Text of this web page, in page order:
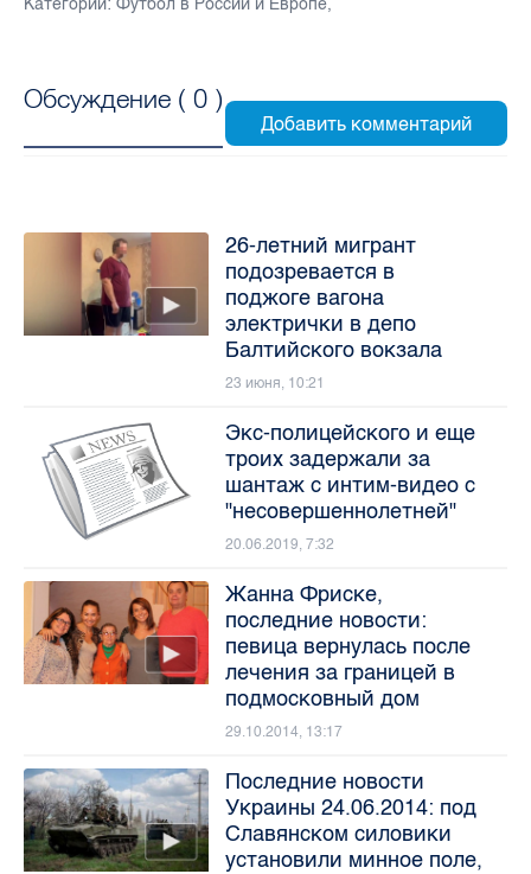
Обсуждение ( 0 )
26-летний мигрант
подозревается в
поджоге вагона
электрички в депо
Балтийского вокзала
23 июня, 10:21
Экс-полицейского и еще
троих задержали за
шантаж с интим-видео с
"несовершеннолетней"
20.06.2019, 7:32
Жанна Фриске,
последние новости:
певица вернулась после
лечения за границей в
подмосковный дом
29.10.2014, 13:17
Последние новости
Украины 24.06.2014: под
Славянском силовики
установили минное поле,